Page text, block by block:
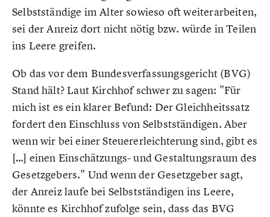
Selbstständige im Alter sowieso oft weiterarbeiten,
sei der Anreiz dort nicht nötig bzw. würde in Teilen
ins Leere greifen.
Ob das vor dem Bundesverfassungsgericht (BVG)
Stand hält? Laut Kirchhof schwer zu sagen: "Für
mich ist es ein klarer Befund: Der Gleichheitssatz
fordert den Einschluss von Selbstständigen. Aber
wenn wir bei einer Steuererleichterung sind, gibt es
[…] einen Einschätzungs- und Gestaltungsraum des
Gesetzgebers." Und wenn der Gesetzgeber sagt,
der Anreiz laufe bei Selbstständigen ins Leere,
könnte es Kirchhof zufolge sein, dass das BVG